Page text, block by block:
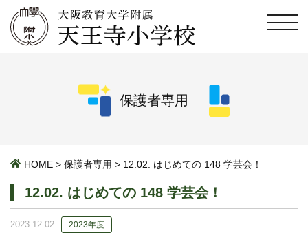
保護者専用
HOME > 保護者専用 > 12.02. はじめての 148 学芸会！
12.02. はじめての 148 学芸会！
2023.12.02 2023年度